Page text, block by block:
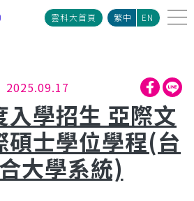
雲科大首頁 繁中 EN
2025.09.17
學招生 亞際文
碩士學位學程(台
大學系統)